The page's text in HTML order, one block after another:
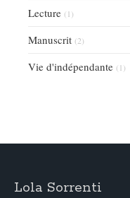
Lecture (1)
Manuscrit (2)
Vie d'indépendante (1)
Lola Sorrenti